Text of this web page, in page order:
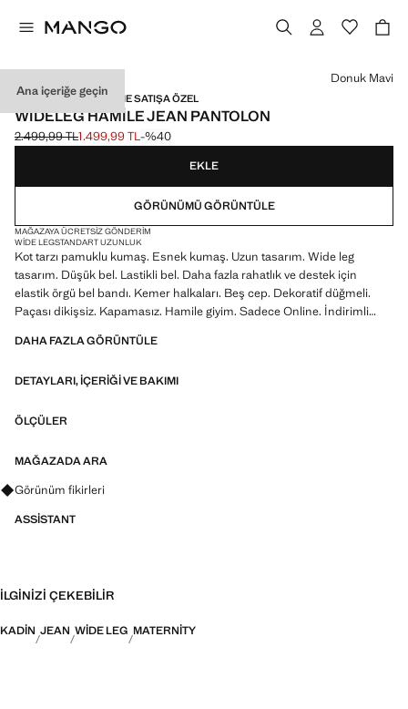
Ana içeriğe geçin
HAMILE GIYIMI / ONLINE SATIŞA ÖZEL
WIDELEG HAMILE JEAN PANTOLON
Üstü çizili ilk fiyat [2.499,99 TL ]
2.499,99 TL
Güncel fiyat [1.499,99 TL ]
1.499,99 TL-%40
Bir renk seçin
Donuk Mavi
EKLE
GÖRÜNÜMÜ GÖRÜNTÜLE
MAĞAZAYA ÜCRETSIZ GÖNDERIM
WIDE LEGSTANDART UZUNLUK
Kot tarzı pamuklu kumaş. Esnek kumaş. Uzun tasarım. Wide leg
tasarım. Düşük bel. Lastikli bel. Daha fazla rahatlık ve destek için
elastik örgü bel bandı. Kemer halkaları. Beş cep. Dekoratif düğmeli.
Paçası dikişsiz. Kapamasız. Hamile giyim. Sadece Online. İndirimli
DAHA FAZLA GÖRÜNTÜLE
DETAYLARI, IÇERIĞI VE BAKIMI
ÖLÇÜLER
MAĞAZADA ARA
Görünümler, ürünler ve trendler hakkında sorular sorun
Görünüm fikirleri
ASSISTANT
İLGINIZI ÇEKEBILIR
KADIN JEAN WIDE LEG MATERNITY